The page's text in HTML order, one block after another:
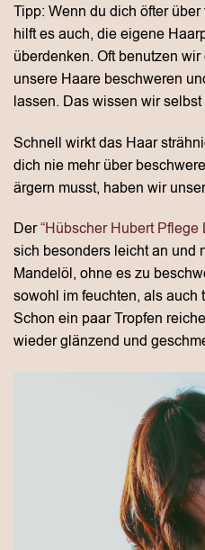
Tipp: Wenn du dich öfter
hilft es auch, die eigene
überdenken. Oft benutzen
unsere Haare beschweren
lassen. Das wissen wir selbst
Schnell wirkt das Haar
dich nie mehr über
ärgern musst, haben wir
Der“Hübscher Hubert
sich besonders leicht an und
Mandelöl, ohne es zu
sowohl im feuchten, als auch
Schon ein paar Tropfen
wieder glänzend und